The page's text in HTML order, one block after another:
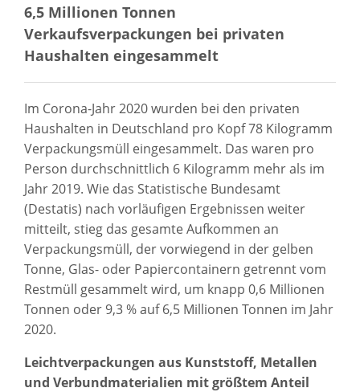
6,5 Millionen Tonnen
Verkaufsverpackungen bei privaten
Haushalten eingesammelt
Im Corona-Jahr 2020 wurden bei den privaten
Haushalten in Deutschland pro Kopf 78 Kilogramm
Verpackungsmüll eingesammelt. Das waren pro
Person durchschnittlich 6 Kilogramm mehr als im
Jahr 2019. Wie das Statistische Bundesamt
(Destatis) nach vorläufigen Ergebnissen weiter
mitteilt, stieg das gesamte Aufkommen an
Verpackungsmüll, der vorwiegend in der gelben
Tonne, Glas- oder Papiercontainern getrennt vom
Restmüll gesammelt wird, um knapp 0,6 Millionen
Tonnen oder 9,3 % auf 6,5 Millionen Tonnen im Jahr
2020.
Leichtverpackungen aus Kunststoff, Metallen
und Verbundmaterialien mit größtem Anteil